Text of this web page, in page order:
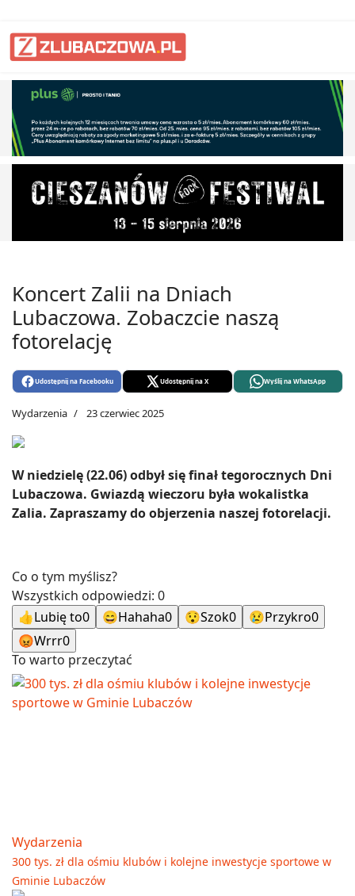
Koncert Zalii na Dniach
Lubaczowa. Zobaczcie naszą
fotorelację
Udostępnij na Facebooku Udostępnij na X Wyślij na WhatsApp
Wydarzenia 23 czerwiec 2025
W niedzielę (22.06) odbył się finał tegorocznych Dni
Lubaczowa. Gwiazdą wieczoru była wokalistka
Zalia. Zapraszamy do objerzenia naszej fotorelacji.
Co o tym myślisz?
Wszystkich odpowiedzi: 0
👍Lubię to0 😄Hahaha0 😯Szok0 😢Przykro0
😡Wrrr0
To warto przeczytać
Wydarzenia
300 tys. zł dla ośmiu klubów i kolejne inwestycje sportowe w
Gminie Lubaczów